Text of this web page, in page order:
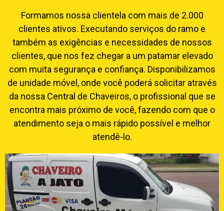
Formamos nossa clientela com mais de 2.000
clientes ativos. Executando serviços do ramo e
também as exigências e necessidades de nossos
clientes, que nos fez chegar a um patamar elevado
com muita segurança e confiança. Disponibilizamos
de unidade móvel, onde você poderá solicitar através
da nossa Central de Chaveiros, o profissional que se
encontra mais próximo de você, fazendo com que o
atendimento seja o mais rápido possível e melhor
atendê-lo.